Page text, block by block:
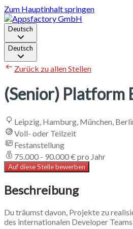
Zum Hauptinhalt springen
Deutsch
Deutsch
Zurück zu allen Stellen
(Senior) Platform
Leipzig, Hamburg, München,
Voll- oder Teilzeit
Festanstellung
75.000 - 90.000 € pro Jahr
Auf diese Stelle bewerben
Beschreibung
Du träumst davon, Projekte zu
des internationalen Developer